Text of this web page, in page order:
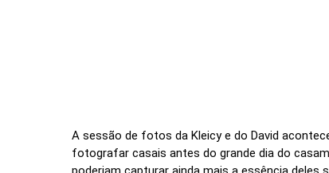
A sessão de fotos da Kleicy e do David
fotografar casais antes do grande dia do